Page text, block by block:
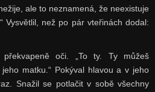
ale to neznamená, že neexistuje
Vysvětlil, než po pár vteřinách dodal:
oči. „To ty. Ty můžeš
matku.“ Pokýval hlavou a v jeho
Snažil se potlačit v sobě všechny